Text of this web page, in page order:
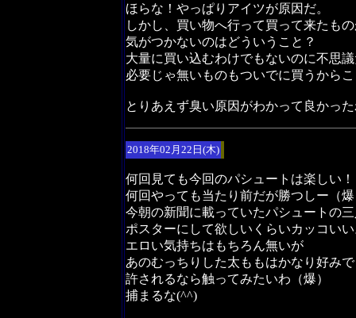
ほらな！やっぱりアイツが原因だ。
しかし、買い物へ行って買って来たも
気がつかないのはどういうこと？
大量に買い込むわけでもないのに不思
必要じゃ無いものもついでに買うから
とりあえず臭い原因がわかって良かっ
2018年02月22日(木)
何回見ても今回のパシュートは楽しい！
何回やっても当たり前だが勝つしー（
今朝の新聞に載っていたパシュートの
ポスターにして欲しいくらいカッコい
エロい気持ちはもちろん無いが
あのむっちりした太ももはかなり好みで
許されるなら触ってみたいわ（爆）
捕まるな(^^)